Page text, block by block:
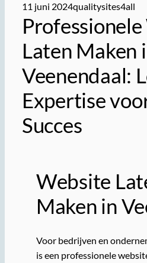
11 juni 2024qualitysites4all
Laten Maken
Veenendaal:
Expertise
Succes
Website
Maken in
Voor bedrijven en
is een professionele